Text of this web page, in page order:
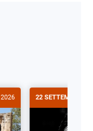
2026 22 SETTEMBRE